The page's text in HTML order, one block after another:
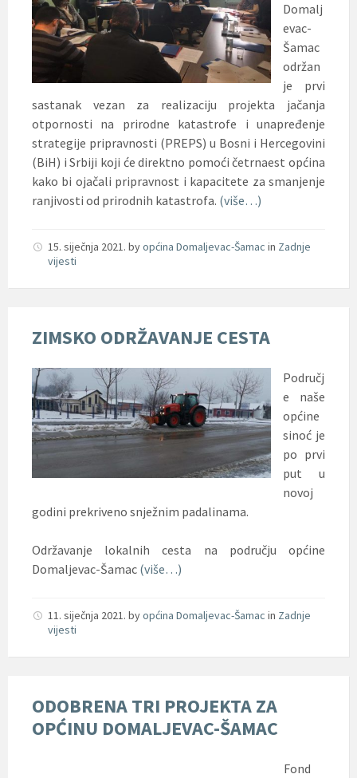
Domalj
evac-
Šamac
održan
je prvi
sastanak vezan za realizaciju projekta jačanja
otpornosti na prirodne katastrofe i unapređenje
strategije pripravnosti (PREPS) u Bosni i Hercegovini
(BiH) i Srbiji koji će direktno pomoći četrnaest općina
kako bi ojačali pripravnost i kapacitete za smanjenje
ranjivosti od prirodnih katastrofa. (više…)
15. siječnja 2021. byopćina Domaljevac-Šamac in Zadnje
vijesti
ZIMSKO ODRŽAVANJE CESTA
Područj
e naše
općine
sinoć je
po prvi
put u
novoj
godini prekriveno snježnim padalinama.
Održavanje lokalnih cesta na području općine
Domaljevac-Šamac (više…)
11. siječnja 2021. byopćina Domaljevac-Šamac in Zadnje
vijesti
ODOBRENA TRI PROJEKTA ZA
OPĆINU DOMALJEVAC-ŠAMAC
Fond